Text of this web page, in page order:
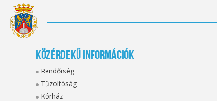
Közérdekű információk
Rendőrség
Tűzoltóság
Kórház